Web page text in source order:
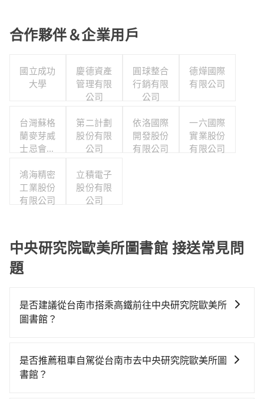
合作夥伴＆企業用戶
國立成功
大學
慶德資產
管理有限
公司
圓球整合
行銷有限
公司
德燁國際
有限公司
台灣蘇格
蘭麥芽威
士忌會所
公司
第二計劃
股份有限
公司
依洛國際
開發股份
有限公司
一六國際
實業股份
有限公司
鴻海精密
工業股份
有限公司
立積電子
股份有限
公司
中央研究院歐美所圖書館 接送常見問
題
是否建議從台南市搭乘高鐵前往中央研究院歐美所
圖書館？
高鐵乘坐舒適、省時、較貴，且難叫計程車前往高鐵
站！從最早06:03一直到22:23，台南-南港一天最多有73
是否推薦租車自駕從台南市去中央研究院歐美所圖
書館？